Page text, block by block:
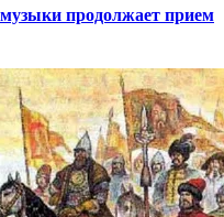
продолжает прием